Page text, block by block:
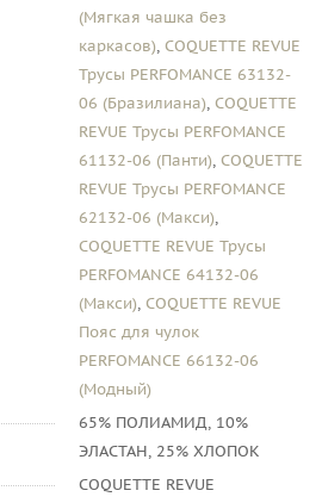
(Мягкая чашка без
каркасов), COQUETTE REVUE
Трусы PERFOMANCE 63132-
06 (Бразилиана), COQUETTE
REVUE Трусы PERFOMANCE
61132-06 (Панти), COQUETTE
REVUE Трусы PERFOMANCE
62132-06 (Макси),
COQUETTE REVUE Трусы
PERFOMANCE 64132-06
(Макси), COQUETTE REVUE
Пояс для чулок
PERFOMANCE 66132-06
(Модный)
65% ПОЛИАМИД, 10%
ЭЛАСТАН, 25% ХЛОПОК
COQUETTE REVUE